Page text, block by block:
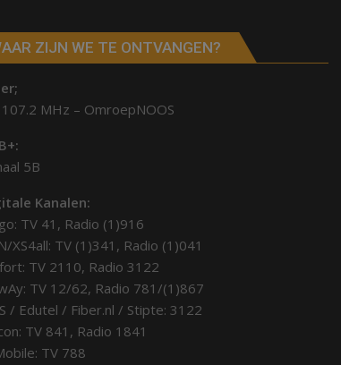
ZIJN WE TE ONTVANGEN?
107.2 MHz – OmroepNOOS
5B
Kanalen:
TV 41, Radio (1)916
XS4all: TV (1)341, Radio (1)041
TV 2110, Radio 3122
TV 12/62, Radio 781/(1)867
/ Edutel / Fiber.nl / Stipte: 3122
TV 841, Radio 1841
TV 788